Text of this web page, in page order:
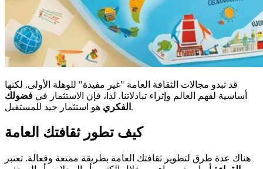
قد تبدو مجالات الثقافة العامة "غير مفيدة" للوهلة الأولى. لكنها
أساسية لفهم العالم وإثراء تبادلاتنا. لذا، فإن الاستثمار في فضولك
الفكري هو استثمار جيد للمستقبل.
كيف تطور ثقافتك العامة
هناك عدة طرق لتطوير ثقافتك العامة بطريقة ممتعة وفعالة. تعتبر